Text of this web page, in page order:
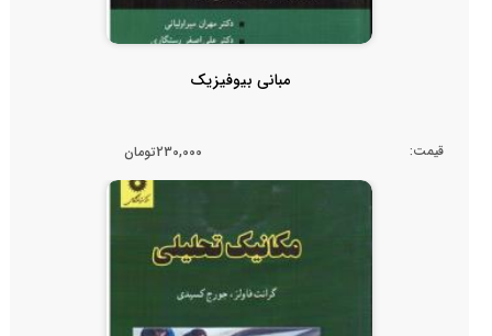
مبانی بیوفیزیک
قیمت: 230,000تومان